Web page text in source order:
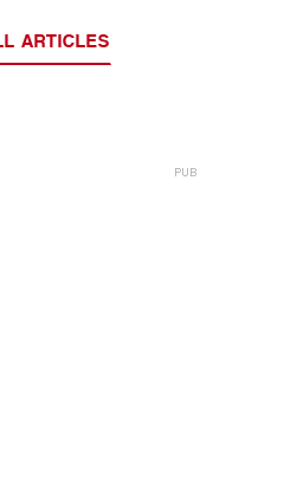
ARTICLES